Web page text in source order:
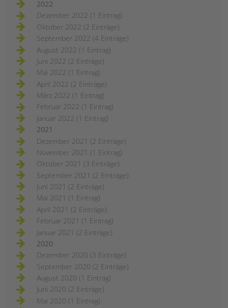
2022
Dezember 2022 (1 Eintrag)
Oktober 2022 (2 Einträge)
September 2022 (4 Einträge)
August 2022 (1 Eintrag)
Juni 2022 (2 Einträge)
Mai 2022 (1 Eintrag)
April 2022 (2 Einträge)
März 2022 (1 Eintrag)
Februar 2022 (1 Eintrag)
Januar 2022 (1 Eintrag)
2021
Dezember 2021 (2 Einträge)
November 2021 (1 Eintrag)
Oktober 2021 (3 Einträge)
September 2021 (2 Einträge)
Juni 2021 (2 Einträge)
Mai 2021 (1 Eintrag)
April 2021 (2 Einträge)
Februar 2021 (1 Eintrag)
Januar 2021 (2 Einträge)
2020
Dezember 2020 (3 Einträge)
September 2020 (2 Einträge)
August 2020 (1 Eintrag)
Juni 2020 (2 Einträge)
Mai 2020 (1 Eintrag)